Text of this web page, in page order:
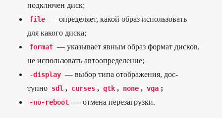
под­клю­чен диск;
file — опре­деля­ет, какой образ исполь­зовать
для какого дис­ка;
format — ука­зыва­ет явным образ фор­мат дис­ков,
не исполь­зовать авто­опре­деле­ние;
-display — выбор типа отоб­ражения, дос­
тупно sdl , curses , gtk , none , vga ;
-no-reboot —отме­на перезаг­рузки.